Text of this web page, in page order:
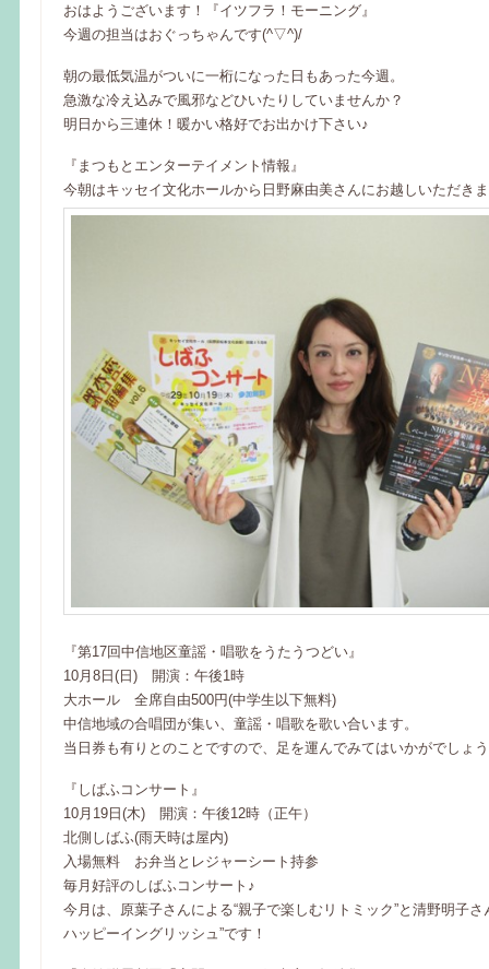
おはようございます！『イツフラ！モーニング』
今週の担当はおぐっちゃんです(^▽^)/
朝の最低気温がついに一桁になった日もあった今週。
急激な冷え込みで風邪などひいたりしていませんか？
明日から三連休！暖かい格好でお出かけ下さい♪
『まつもとエンターテイメント情報』
今朝はキッセイ文化ホールから日野麻由美さんにお越しいただき
『第17回中信地区童謡・唱歌をうたうつどい』
10月8日(日) 開演：午後1時
大ホール 全席自由500円(中学生以下無料)
中信地域の合唱団が集い、童謡・唱歌を歌い合います。
当日券も有りとのことですので、足を運んでみてはいかがでしょ
『しばふコンサート』
10月19日(木) 開演：午後12時（正午）
北側しばふ(雨天時は屋内)
入場無料 お弁当とレジャーシート持参
毎月好評のしばふコンサート♪
今月は、原葉子さんによる“親子で楽しむリトミック”と清野明子さ
ハッピーイングリッシュ”です！